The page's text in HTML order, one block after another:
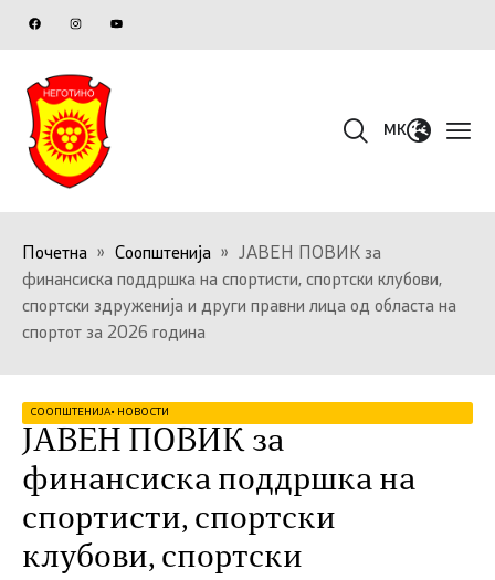
MK
Почетна » Соопштенија »
ЈАВЕН ПОВИК за
финансиска поддршка на спортисти, спортски клубови,
спортски здруженија и други правни лица од областа на
спортот за 2026 година
СООПШТЕНИЈА• НОВОСТИ
ЈАВЕН ПОВИК за
финансиска поддршка на
спортисти, спортски
клубови, спортски